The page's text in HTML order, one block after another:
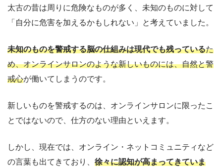
太古の昔は周りに危険なものが多く、未知のものに対して
「自分に危害を加えるかもしれない」と考えていました。
未知のものを警戒する脳の仕組みは現代でも残っているた
め、オンラインサロンのような新しいものには、自然と警
戒心が働いてしまうのです。
新しいものを警戒するのは、オンラインサロンに限ったこ
とではないので、仕方のない理由といえます。
しかし、現在では、オンライン・ネットコミュニティなど
の言葉も出てきており、 徐々に認知が高まってきていま